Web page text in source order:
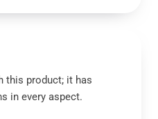
this product; it has
in every aspect.